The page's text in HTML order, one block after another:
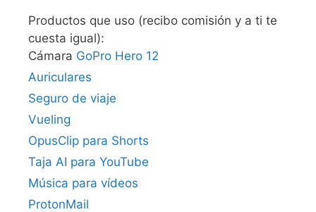
Productos que uso (recibo comisión y a ti te
cuesta igual):
Cámara GoPro Hero 12
Auriculares
Seguro de viaje
Vueling
OpusClip para Shorts
Taja AI para YouTube
Música para vídeos
ProtonMail